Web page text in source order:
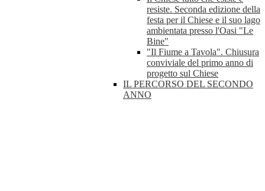
resiste. Seconda edizione della
festa per il Chiese e il suo lago
ambientata presso l'Oasi "Le
Bine"
"Il Fiume a Tavola". Chiusura
conviviale del primo anno di
progetto sul Chiese
IL PERCORSO DEL SECONDO
ANNO